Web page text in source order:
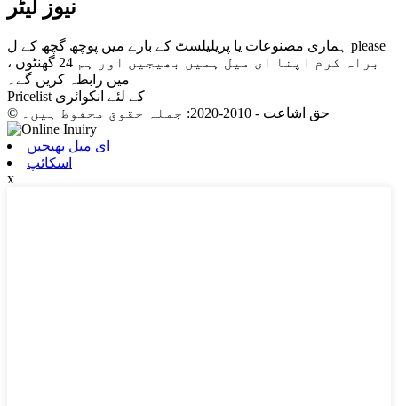
نیوز لیٹر
ہماری مصنوعات یا پریلیلسٹ کے بارے میں پوچھ گچھ کے ل please
، براہ کرم اپنا ای میل ہمیں بھیجیں اور ہم 24 گھنٹوں
میں رابطہ کریں گے۔
Pricelist کے لئے انکوائری
© حق اشاعت - 2010-2020: جملہ حقوق محفوظ ہیں۔
ای میل بھیجیں
اسکائپ
x